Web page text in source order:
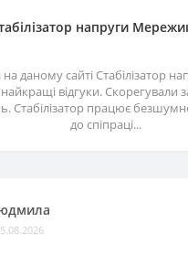
напруги
даному сайті Стабілізатор
відгуки. Скорегували
Стабілізатор працює
до спіпраці...